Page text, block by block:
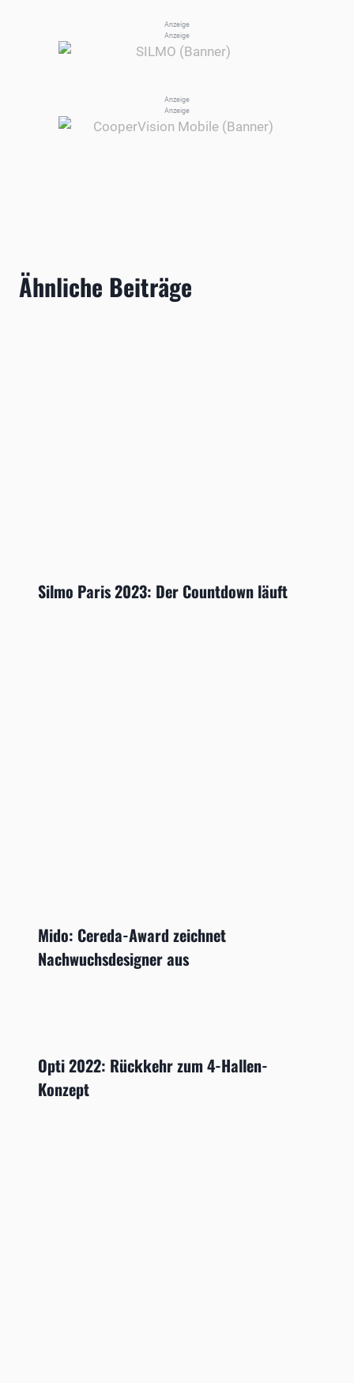
Anzeige
Anzeige
Anzeige
Anzeige
Ähnliche Beiträge
Silmo Paris 2023: Der Countdown läuft
Mido: Cereda-Award zeichnet
Nachwuchsdesigner aus
Opti 2022: Rückkehr zum 4-Hallen-
Konzept